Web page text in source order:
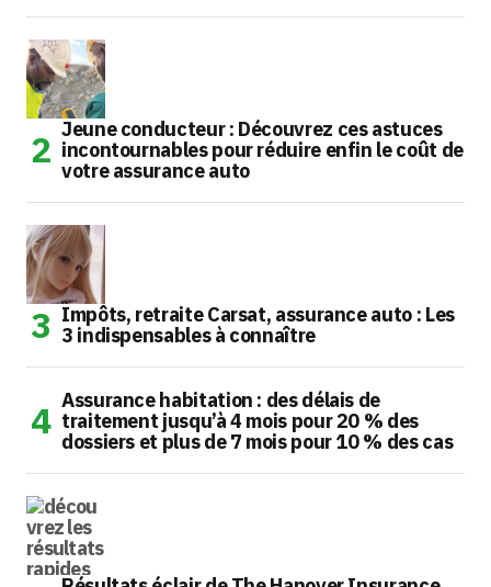
Jeune conducteur : Découvrez ces astuces
incontournables pour réduire enfin le coût de
votre assurance auto
Impôts, retraite Carsat, assurance auto : Les
3 indispensables à connaître
Assurance habitation : des délais de
traitement jusqu’à 4 mois pour 20 % des
dossiers et plus de 7 mois pour 10 % des cas